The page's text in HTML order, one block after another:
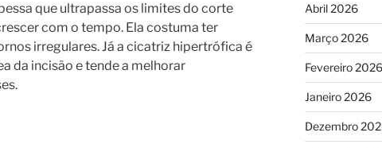
que ultrapassa os limites do corte
com o tempo. Ela costuma ter
irregulares. Já a cicatriz hipertrófica é
da incisão e tende a melhorar
Abril 2026
Março 2026
Fevereiro 2026
Janeiro 2026
Dezembro